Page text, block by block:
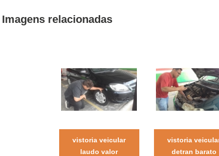
Imagens relacionadas
vistoria veicular
laudo valor
vistoria
detran barato